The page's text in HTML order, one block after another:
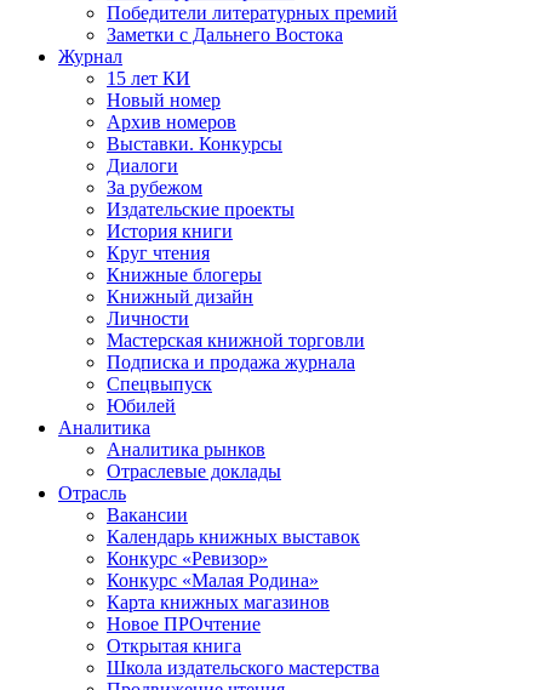
Победители литературных премий
Заметки с Дальнего Востока
Журнал
15 лет КИ
Новый номер
Архив номеров
Выставки. Конкурсы
Диалоги
За рубежом
Издательские проекты
История книги
Круг чтения
Книжные блогеры
Книжный дизайн
Личности
Мастерская книжной торговли
Подписка и продажа журнала
Спецвыпуск
Юбилей
Аналитика
Аналитика рынков
Отраслевые доклады
Отрасль
Вакансии
Календарь книжных выставок
Конкурс «Ревизор»
Конкурс «Малая Родина»
Карта книжных магазинов
Новое ПРОчтение
Открытая книга
Школа издательского мастерства